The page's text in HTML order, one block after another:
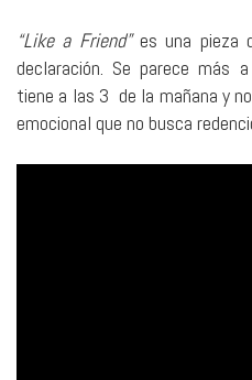
“Like a Friend”es una pieza
declaración. Se parece más
tiene a las 3 de la mañana y
emocional que no busca